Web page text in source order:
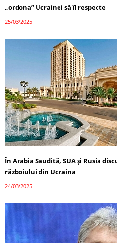
„ordona” Ucrainei să îl respecte
25/03/2025
În Arabia Saudită, SUA și Rusia
războiului din Ucraina
24/03/2025